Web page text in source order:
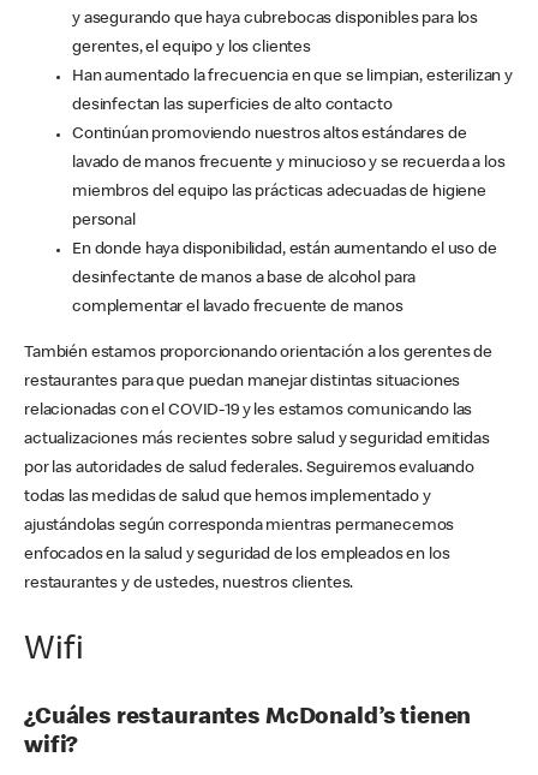
y asegurando que haya cubrebocas disponibles para los
gerentes, el equipo y los clientes
Han aumentado la frecuencia en que se limpian, esterilizan y
desinfectan las superficies de alto contacto
Continúan promoviendo nuestros altos estándares de
lavado de manos frecuente y minucioso y se recuerda a los
miembros del equipo las prácticas adecuadas de higiene
personal
En donde haya disponibilidad, están aumentando el uso de
desinfectante de manos a base de alcohol para
complementar el lavado frecuente de manos
También estamos proporcionando orientación a los gerentes de
restaurantes para que puedan manejar distintas situaciones
relacionadas con el COVID-19 y les estamos comunicando las
actualizaciones más recientes sobre salud y seguridad emitidas
por las autoridades de salud federales. Seguiremos evaluando
todas las medidas de salud que hemos implementado y
ajustándolas según corresponda mientras permanecemos
enfocados en la salud y seguridad de los empleados en los
restaurantes y de ustedes, nuestros clientes.
Wifi
¿Cuáles restaurantes McDonald’s tienen
wifi?